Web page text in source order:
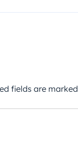
fields are marked